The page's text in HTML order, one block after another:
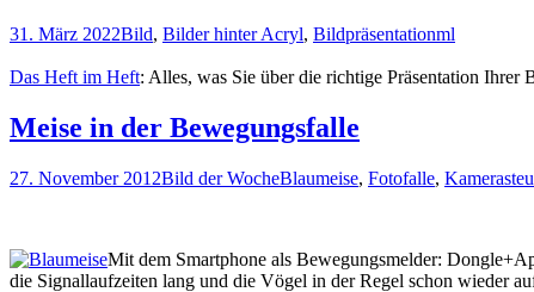
31. März 2022Bild, Bilder hinter Acryl, Bildpräsentationml
Das Heft im Heft: Alles, was Sie über die richtige Präsentation
Meise in der Bewegungsfalle
27. November 2012Bild der WocheBlaumeise, Fotofalle,
Mit dem Smartphone als Bewegungsmelder:
die Signallaufzeiten lang und die Vögel in der Regel schon wieder